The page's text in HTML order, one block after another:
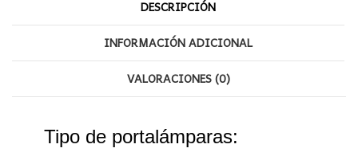
DESCRIPCIÓN
INFORMACIÓN ADICIONAL
VALORACIONES (0)
Tipo de portalámparas: